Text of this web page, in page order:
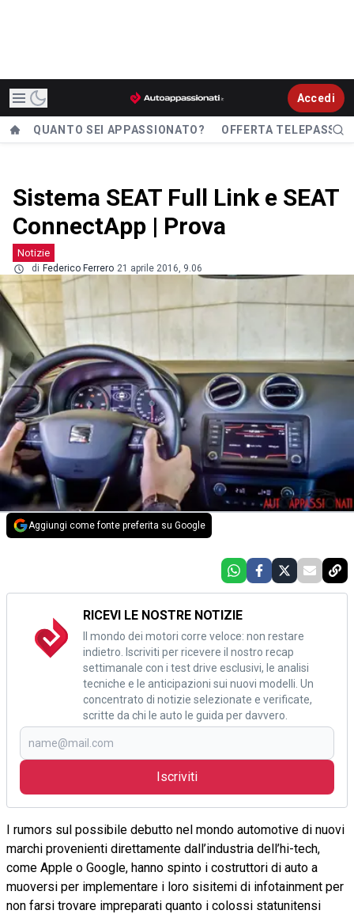
Accedi
QUANTO SEI APPASSIONATO? OFFERTA TELEPASS
Sistema SEAT Full Link e SEAT
ConnectApp | Prova
Notizie
di Federico Ferrero 21 aprile 2016, 9.06
Aggiungi come fonte preferita su Google
RICEVI LE NOSTRE NOTIZIE
Il mondo dei motori corre veloce: non restare
indietro. Iscriviti per ricevere il nostro recap
settimanale con i test drive esclusivi, le analisi
tecniche e le anticipazioni sui nuovi modelli. Un
concentrato di notizie selezionate e verificate,
scritte da chi le auto le guida per davvero.
Iscriviti
I rumors sul possibile debutto nel mondo automotive di nuovi
marchi provenienti direttamente dall’industria dell’hi-tech,
come Apple o Google, hanno spinto i costruttori di auto a
muoversi per implementare i loro sisitemi di infotainment per
non farsi trovare impreparati quanto i colossi statunitensi